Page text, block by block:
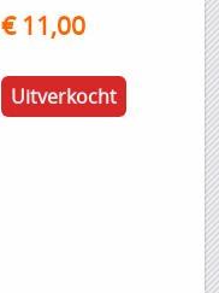
€ 11,00
Uitverkocht